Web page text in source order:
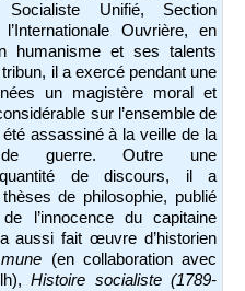
Unifié, Section
Ouvrière, en
humanisme et ses talents
tribun, il a exercé pendant une
un magistère moral et
sur l’ensemble de
été assassiné à la veille de la
de guerre. Outre une
quantité de discours, il a
de philosophie, publié
de l’innocence du capitaine
aussi fait œuvre d’historien
(en collaboration avec
Histoire socialiste (1789-